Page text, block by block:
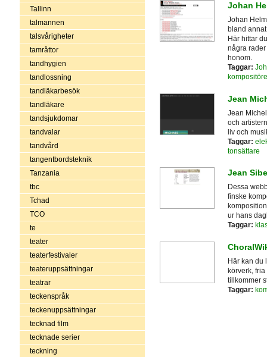
Tallinn
talmannen
talsvårigheter
tamråttor
tandhygien
tandlossning
tandläkarbesök
tandläkare
tandsjukdomar
tandvalar
tandvård
tangentbordsteknik
Tanzania
tbc
Tchad
TCO
te
teater
teaterfestivaler
teateruppsättningar
teatrar
teckenspråk
teckenuppsättningar
tecknad film
tecknade serier
teckning
Johan
Johan
bland
Här hittar
några
honom.
Taggar:
Jean
Jean
och
liv och
Taggar:
tonsättare
Jean
Dessa
finske
ur hans
Taggar:
Här kan du
körverk,
tillkommer
Taggar: